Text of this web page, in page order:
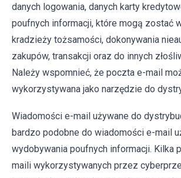
danych logowania, danych karty
poufnych informacji, które mogą zostać
kradzieży tożsamości, dokonywania
zakupów, transakcji oraz do innych
Należy wspomnieć, że poczta e-mail
wykorzystywana jako narzędzie do
Wiadomości e-mail używane do
bardzo podobne do wiadomości e-mail
wydobywania poufnych informacji. Kilka
maili wykorzystywanych przez